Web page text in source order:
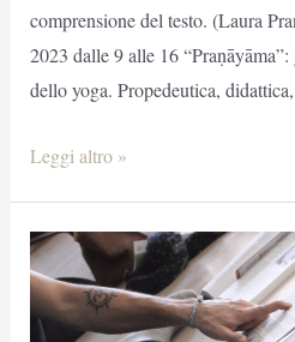
comprensione del testo. (Laura
2023 dalle 9 alle 16
dello yoga. Propedeutica,
Formazione
Leggi altro »